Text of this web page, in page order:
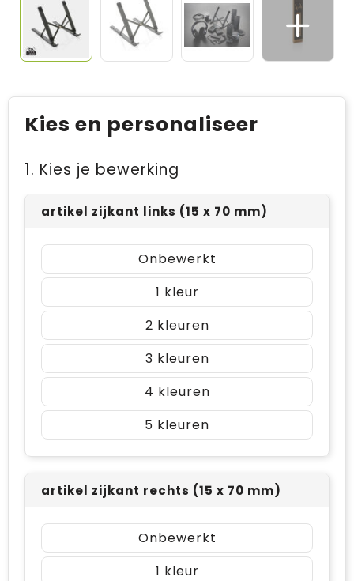
Kies en personaliseer
1. Kies je bewerking
artikel zijkant links (15 x 70 mm)
Onbewerkt
1
2
3
4
5
artikel zijkant rechts (15 x 70 mm)
Onbewerkt
1